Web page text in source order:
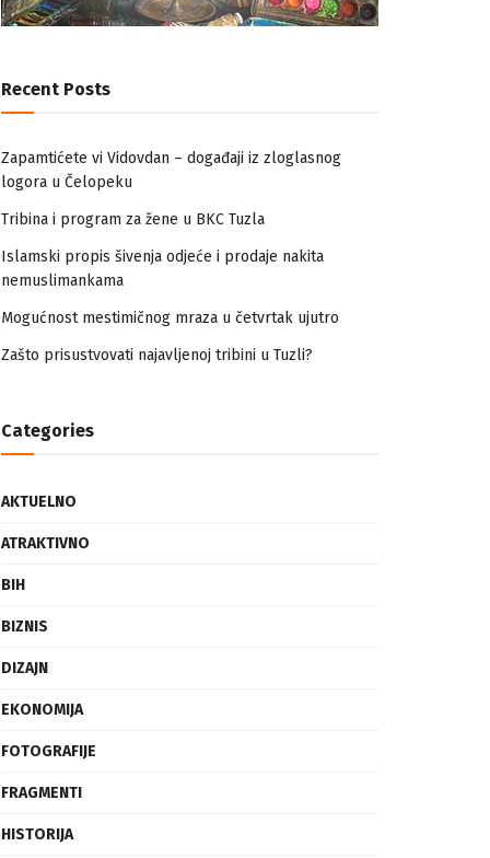
Recent Posts
Zapamtićete vi Vidovdan – događaji iz zloglasnog
logora u Čelopeku
Tribina i program za žene u BKC Tuzla
Islamski propis šivenja odjeće i prodaje nakita
nemuslimankama
Mogućnost mestimičnog mraza u četvrtak ujutro
Zašto prisustvovati najavljenoj tribini u Tuzli?
Categories
AKTUELNO
ATRAKTIVNO
BIH
BIZNIS
DIZAJN
EKONOMIJA
FOTOGRAFIJE
FRAGMENTI
HISTORIJA